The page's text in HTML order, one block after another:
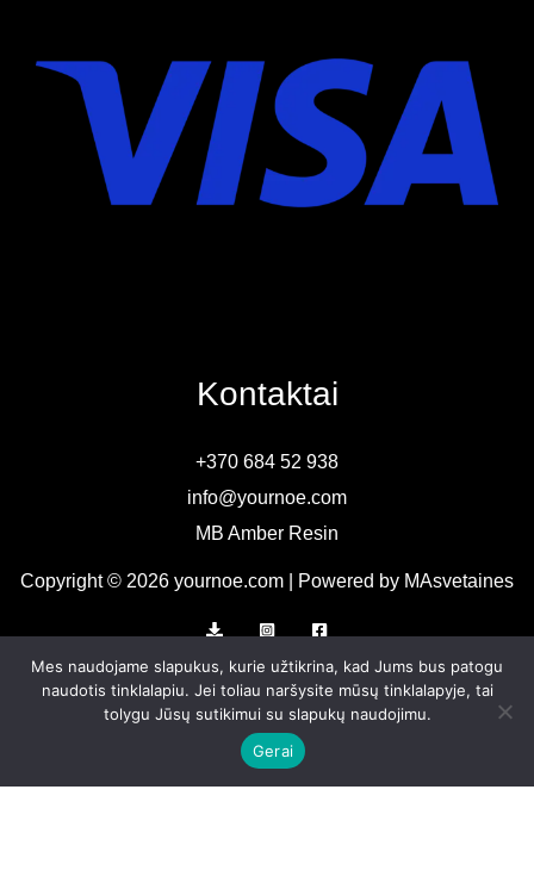
Kontaktai
+370 684 52 938
info@yournoe.com
MB Amber Resin
Copyright © 2026 yournoe.com | Powered by MAsvetaines
Informacija
KONTAKTAI
APMOKĖJIMAS
PRISTATYMAS
Mes naudojame slapukus, kurie užtikrina, kad Jums bus patogu
naudotis tinklalapiu. Jei toliau naršysite mūsų tinklalapyje, tai
tolygu Jūsų sutikimui su slapukų naudojimu.
Gerai